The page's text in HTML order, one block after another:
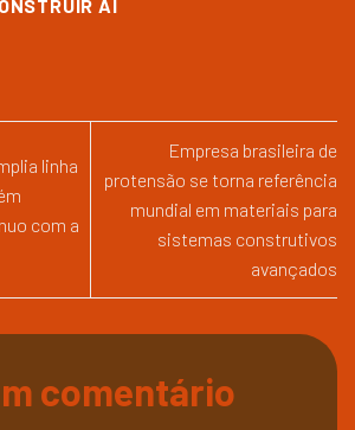
AI
linha
com a
Empresa brasileira de
protensão se torna referência
mundial em materiais para
sistemas construtivos
avançados
comentário